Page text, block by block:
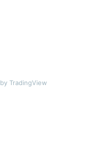
by TradingView